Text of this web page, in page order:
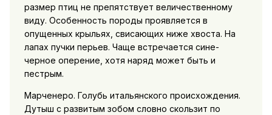
размер птиц не препятствует величественному
виду. Особенность породы проявляется в
опущенных крыльях, свисающих ниже хвоста. На
лапах пучки перьев. Чаще встречается сине-
черное оперение, хотя наряд может быть и
пестрым.
Марченеро. Голубь итальянского происхождения.
Дутыш с развитым зобом словно скользит по